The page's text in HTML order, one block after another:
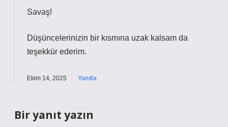
Savaş!
Düşüncelerinizin bir kısmına uzak kalsam da
teşekkür ederim.
Ekim 14, 2025 Yanıtla
Bir yanıt yazın